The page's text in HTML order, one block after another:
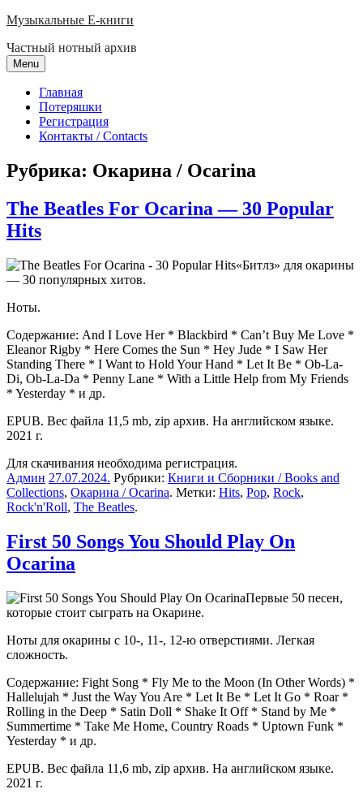
Skip
content
Музыкальные E-книги
Частный нотный архив
Menu
Главная
Потеряшки
Регистрация
Контакты / Contacts
Рубрика: Окарина / Ocarina
The Beatles For Ocarina — 30 Popular
Hits
«Битлз» для окарины
— 30 популярных хитов.
Ноты.
Содержание: And I Love Her * Blackbird * Can’t Buy Me Love *
Eleanor Rigby * Here Comes the Sun * Hey Jude * I Saw Her
Standing There * I Want to Hold Your Hand * Let It Be * Ob-La-
Di, Ob-La-Da * Penny Lane * With a Little Help from My Friends
* Yesterday * и др.
EPUB. Вес файла 11,5 mb, zip архив. На английском языке.
2021 г.
Для скачивания необходима регистрация.
Админ 27.07.2024. Рубрики: Книги и Сборники / Books and
Collections, Окарина / Ocarina. Метки: Hits, Pop, Rock,
Rock'n'Roll, The Beatles.
First 50 Songs You Should Play On
Ocarina
Первые 50 песен,
которые стоит сыграть на Окарине.
Ноты для окарины с 10-, 11-, 12-ю отверстиями. Легкая
сложность.
Содержание: Fight Song * Fly Me to the Moon (In Other Words) *
Hallelujah * Just the Way You Are * Let It Be * Let It Go * Roar *
Rolling in the Deep * Satin Doll * Shake It Off * Stand by Me *
Summertime * Take Me Home, Country Roads * Uptown Funk *
Yesterday * и др.
EPUB. Вес файла 11,6 mb, zip архив. На английском языке.
2021 г.